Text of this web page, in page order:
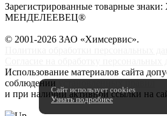
Зарегистрированные товарные
МЕНДЕЛЕЕВЕЦ®
© 2001-2026 ЗАО «Химсервис».
Использование материалов сайта
соблюдении
и при наличии активной ссылки на
Сайт использует cookies
Узнать подробнее